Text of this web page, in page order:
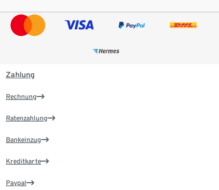
Zahlung
Rechnung
Ratenzahlung
Bankeinzug
Kreditkarte
Paypal